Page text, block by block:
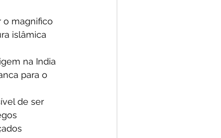
o magnifico
islâmica
na India
para o
de ser